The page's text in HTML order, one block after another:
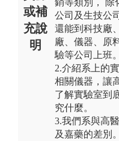
或補
充說
明
公司及生技公
還能到科技廠
廠、儀器、原
驗等公司上班。
2.介紹系上的
相關儀器，讓
了解實驗室到
究什麼。
3.我們系與高
及嘉藥的差別。